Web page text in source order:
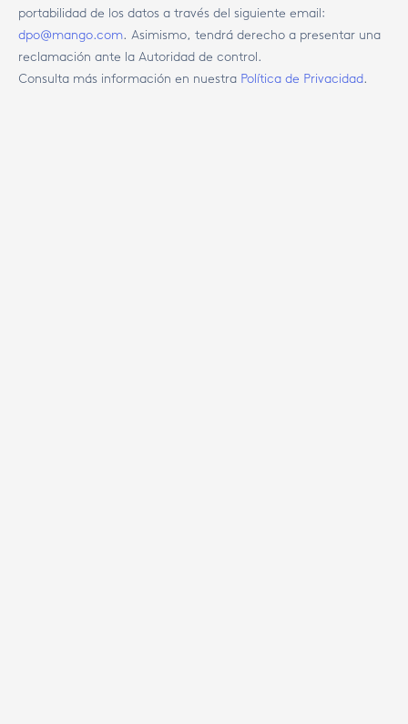
portabilidad de los datos a través del siguiente email:
dpo@mango.com. Asimismo, tendrá derecho a presentar una
reclamación ante la Autoridad de control.
Consulta más información en nuestra Política de Privacidad.